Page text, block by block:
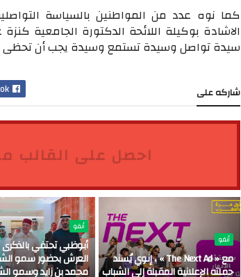
كما نوه عدد من المواطنين بالسياسة
الاشادة بوكيلة اللائحة الدكتورة الجامعية
سيدة تواصل وسيدة تستمع وسيدة يجب أن تحظى
شاركه على Facebook
احصل على القالب
أنفو
مع « The Next Ad » ، إنوي يُسند
حملته الإعلانية المقبلة إلى الشباب
أنفو
العرش بحضور سمو
محمد بن زايد وسمو